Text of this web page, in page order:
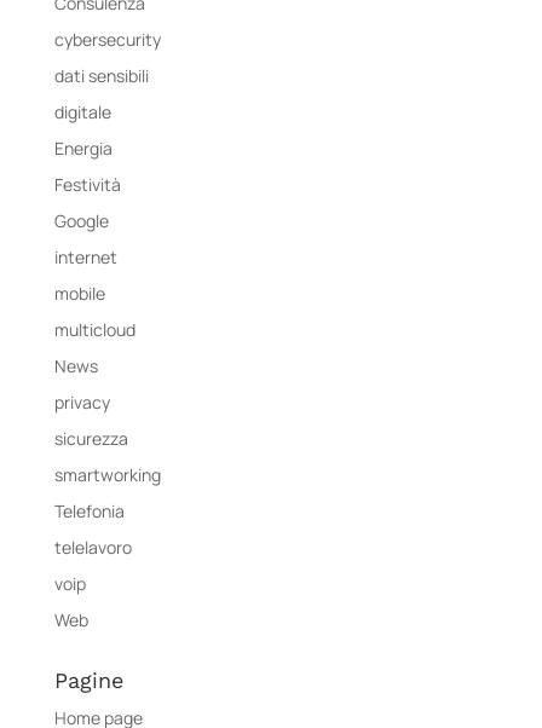
cybersecurity
dati sensibili
digitale
Energia
Festività
Google
internet
mobile
multicloud
News
privacy
sicurezza
smartworking
Telefonia
telelavoro
voip
Web
Pagine
Home page